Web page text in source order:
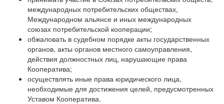
международных потребительских обществах,
Международном альянсе и иных международных
союзах потребительской кооперации;
обжаловать в судебном порядке акты государственных
органов, акты органов местного самоуправления,
действия должностных лиц, нарушающие права
Кооператива;
осуществлять иные права юридического лица,
необходимые для достижения целей, предусмотренных
Уставом Кооператива.